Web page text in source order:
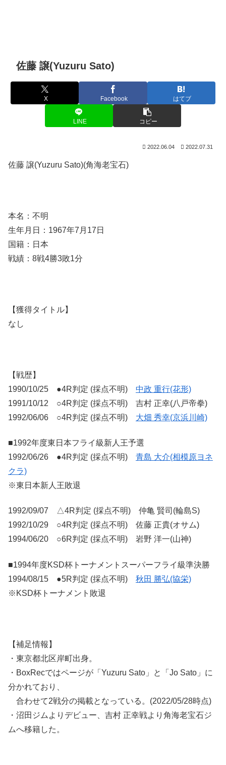
佐藤 譲(Yuzuru Sato)
X Facebook はてブ
LINE コピー
2022.06.04 2022.07.31
佐藤 譲(Yuzuru Sato)(角海老宝石)
本名：不明
生年月日：1967年7月17日
国籍：日本
戦績：8戦4勝3敗1分
【獲得タイトル】
なし
【戦歴】
1990/10/25 ●4R判定 (採点不明) 中政 重行(花形)
1991/10/12 ○4R判定 (採点不明) 吉村 正幸(八戸帝拳)
1992/06/06 ○4R判定 (採点不明) 大畑 秀幸(京浜川崎)
■1992年度東日本フライ級新人王予選
1992/06/26 ●4R判定 (採点不明) 青島 大介(相模原ヨネ
クラ)
※東日本新人王敗退
1992/09/07 △4R判定 (採点不明) 仲亀 賢司(輪島S)
1992/10/29 ○4R判定 (採点不明) 佐藤 正貴(オサム)
1994/06/20 ○6R判定 (採点不明) 岩野 洋一(山神)
■1994年度KSD杯トーナメントスーパーフライ級準決勝
1994/08/15 ●5R判定 (採点不明) 秋田 勝弘(協栄)
※KSD杯トーナメント敗退
【補足情報】
・東京都北区岸町出身。
・BoxRecではページが「Yuzuru Sato」と「Jo Sato」に
分かれており、
合わせて2戦分の掲載となっている。(2022/05/28時点)
・沼田ジムよりデビュー、吉村 正幸戦より角海老宝石ジ
ムへ移籍した。